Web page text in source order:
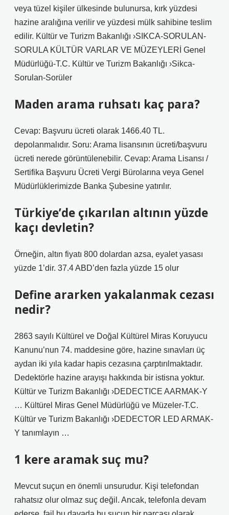
veya tüzel kişiler ülkesinde bulunursa, kırk yüzdesi
hazine aralığına verilir ve yüzdesi mülk sahibine teslim
edilir. Kültür ve Turizm Bakanlığı ›SIKCA-SORULAN-
SORULA KÜLTÜR VARLAR VE MÜZEYLERİ Genel
Müdürlüğü-T.C. Kültür ve Turizm Bakanlığı ›Sikca-
Sorulan-Sorüler
Maden arama ruhsatı kaç para?
Cevap: Başvuru ücreti olarak 1466.40 TL.
depolanmalıdır. Soru: Arama lisansının ücreti/başvuru
ücreti nerede görüntülenebilir. Cevap: Arama Lisansı /
Sertifika Başvuru Ücreti Vergi Bürolarına veya Genel
Müdürlüklerimizde Banka Şubesine yatırılır.
Türkiye’de çıkarılan altının yüzde
kaçı devletin?
Örneğin, altın fiyatı 800 dolardan azsa, eyalet yasası
yüzde 1’dir. 37.4 ABD’den fazla yüzde 15 olur
Define ararken yakalanmak cezası
nedir?
2863 sayılı Kültürel ve Doğal Kültürel Miras Koruyucu
Kanunu’nun 74. maddesine göre, hazine sınavları üç
aydan iki yıla kadar hapis cezasına çarptırılmaktadır.
Dedektörle hazine arayışı hakkında bir istisna yoktur.
Kültür ve Turizm Bakanlığı ›DEDECTICE AARMAK-Y
… Kültürel Miras Genel Müdürlüğü ve Müzeler-T.C.
Kültür ve Turizm Bakanlığı ›DEDECTOR LED ARMAK-
Y tanımlayın …
1 kere aramak suç mu?
Mevcut suçun en önemli unsurudur. Kişi telefondan
rahatsız olur olmaz suç değil. Ancak, telefonla devam